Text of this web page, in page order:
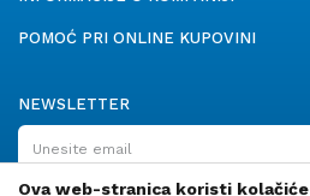
POMOĆ PRI ONLINE KUPOVINI
NEWSLETTER
Ova web-stranica koristi kolačiće